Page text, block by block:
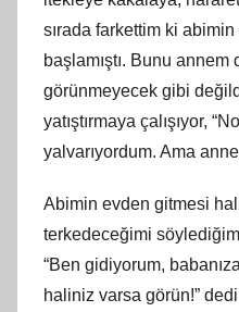
sırada farkettim ki abimin
başlamıştı. Bunu annem
görünmeyecek gibi
yatıştırmaya çalışıyor,
yalvarıyordum. Ama
Abimin evden gitmesi
terkedeceğimi
“Ben gidiyorum,
haliniz varsa görün!”